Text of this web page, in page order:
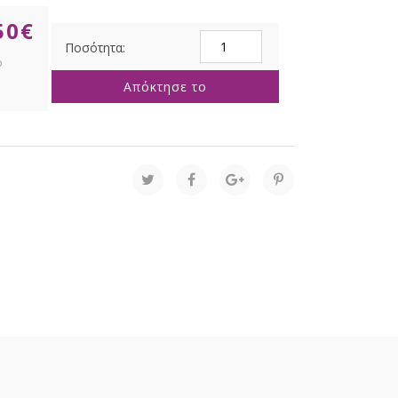
€
ΠΟΛΥΡΕΖΙΝ
10Χ8Χ28,5ΕΚ
ποσότητα
Απόκτησε το